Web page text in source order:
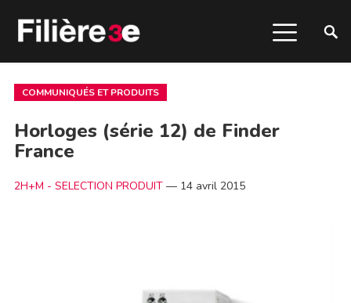
COMMUNIQUÉS ET PRODUITS
Horloges (série 12) de Finder
France
2H+M - SELECTION PRODUIT— 14 avril 2015